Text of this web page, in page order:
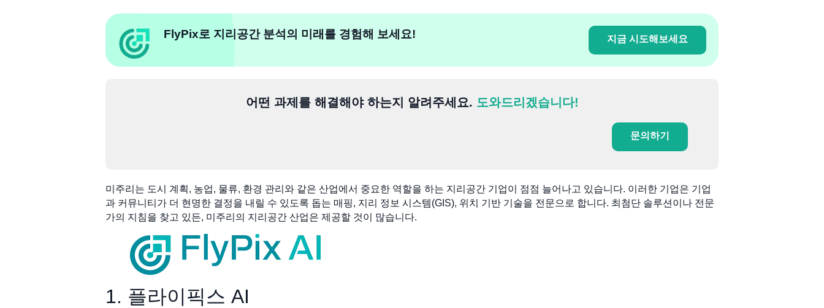
FlyPix로 지리공간 분석의 미래를 경험해 보세요! 지금 시도해보세요
어떤 과제를 해결해야 하는지 알려주세요. 도와드리겠습니다!
문의하기
미주리는 도시 계획, 농업, 물류, 환경 관리와 같은 산업에서 중요한 역할을 하는 지리공간 기업이 점점 늘어나고 있습니다. 이러한 기업은 기업
과 커뮤니티가 더 현명한 결정을 내릴 수 있도록 돕는 매핑, 지리 정보 시스템(GIS), 위치 기반 기술을 전문으로 합니다. 최첨단 솔루션이나 전문
가의 지침을 찾고 있든, 미주리의 지리공간 산업은 제공할 것이 많습니다.
1. 플라이픽스 AI